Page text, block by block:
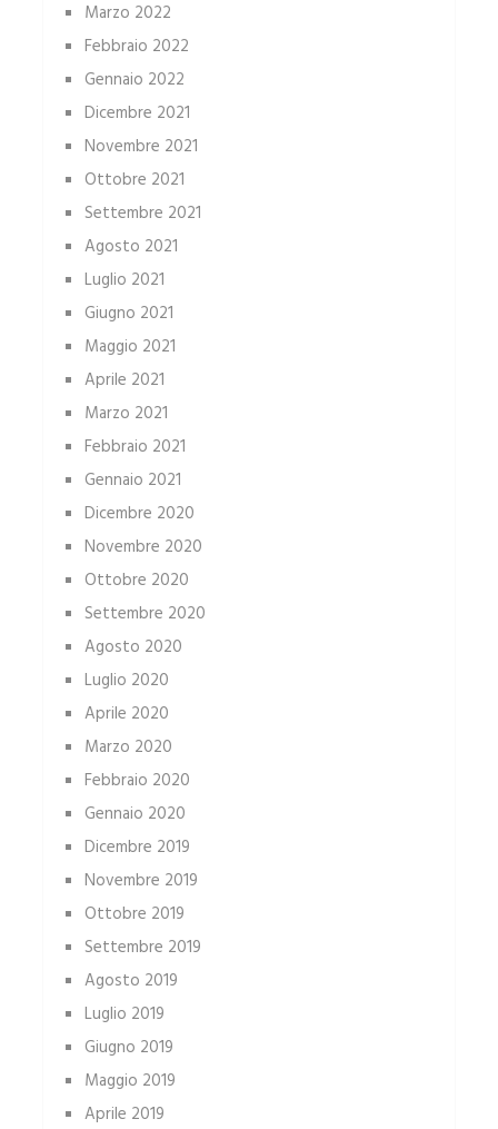
Marzo 2022
Febbraio 2022
Gennaio 2022
Dicembre 2021
Novembre 2021
Ottobre 2021
Settembre 2021
Agosto 2021
Luglio 2021
Giugno 2021
Maggio 2021
Aprile 2021
Marzo 2021
Febbraio 2021
Gennaio 2021
Dicembre 2020
Novembre 2020
Ottobre 2020
Settembre 2020
Agosto 2020
Luglio 2020
Aprile 2020
Marzo 2020
Febbraio 2020
Gennaio 2020
Dicembre 2019
Novembre 2019
Ottobre 2019
Settembre 2019
Agosto 2019
Luglio 2019
Giugno 2019
Maggio 2019
Aprile 2019